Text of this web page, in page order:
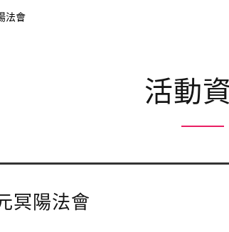
法會
活動
冥陽法會